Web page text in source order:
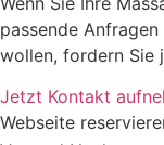
passende
wollen, fordern Sie
Jetzt Kontakt
Webseite